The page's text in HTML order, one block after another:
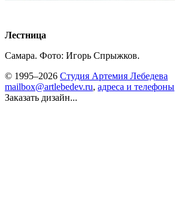
Лестница
Самара. Фото: Игорь Спрыжков.
© 1995–2026 Студия Артемия Лебедева
mailbox@artlebedev.ru, адреса и телефоны
Заказать дизайн...